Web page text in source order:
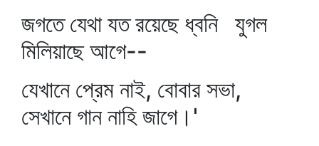
জগতে যেথা যত রয়েছে ধ্বনি যুগল
মিলিয়াছে আগে--
যেখানে প্রেম নাই, বোবার সভা,
সেখানে গান নাহি জাগে।'